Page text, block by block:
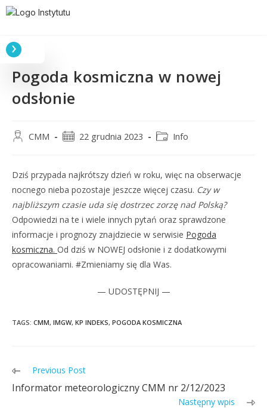
Pogoda kosmiczna w nowej
odsłonie
CMM 22 grudnia 2023 Info
Dziś przypada najkrótszy dzień w roku, więc na obserwacje
nocnego nieba pozostaje jeszcze więcej czasu. Czy w
najbliższym czasie uda się dostrzec zorzę nad Polską?
Odpowiedzi na te i wiele innych pytań oraz sprawdzone
informacje i prognozy znajdziecie w serwisie Pogoda
kosmiczna. Od dziś w NOWEJ odsłonie i z dodatkowymi
opracowaniami. #Zmieniamy się dla Was.
— UDOSTĘPNIJ —
TAGS: CMM, IMGW, KP INDEKS, POGODA KOSMICZNA
Previous Post
Informator meteorologiczny CMM nr 2/12/2023
Następny wpis